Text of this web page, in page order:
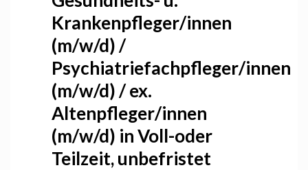
Krankenpfleger/innen
(m/w/d) /
Psychiatriefachpfleger/innen
(m/w/d) / ex.
Altenpfleger/innen
(m/w/d) in Voll-oder
Teilzeit, unbefristet